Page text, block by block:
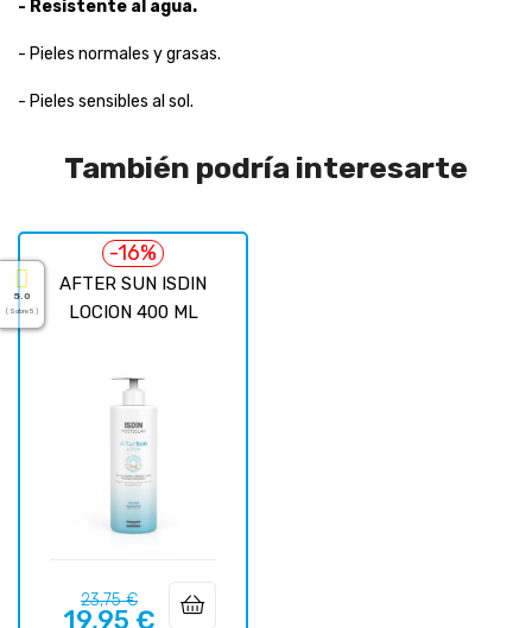
- Resistente al agua.
- Pieles normales y grasas.
- Pieles sensibles al sol.
También podría interesarte
AFTER SUN ISDIN
LOCION 400 ML
-16%
Precio
regular
23,75 €Precio
19,95 €
5.0
( Sobre 5 )